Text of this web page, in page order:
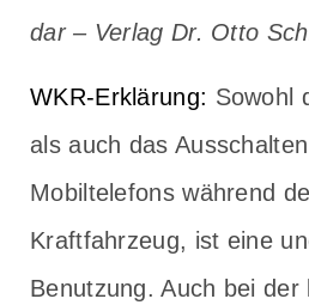
dar – Verlag Dr. Otto
WKR-Erklärung: Sowohl
als auch das
Mobiltelefons während
Kraftfahrzeug, ist eine
Benutzung. Auch bei der